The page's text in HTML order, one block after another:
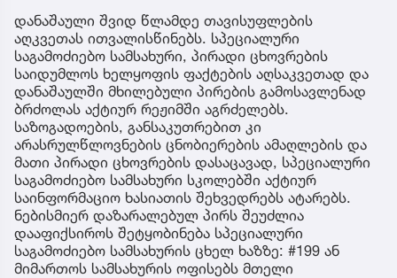
დანაშაული შვიდ წლამდე თავისუფლების
აღკვეთას ითვალისწინებს. სპეციალური
საგამოძიებო სამსახური, პირადი ცხოვრების
საიდუმლოს ხელყოფის ფაქტების აღსაკვეთად და
დანაშაულში მხილებული პირების გამოსავლენად
ბრძოლას აქტიურ რეჟიმში აგრძელებს.
საზოგადოების, განსაკუთრებით კი
არასრულწლოვნების ცნობიერების ამაღლების და
მათი პირადი ცხოვრების დასაცავად, სპეციალური
საგამოძიებო სამსახური სკოლებში აქტიურ
საინფორმაციო ხასიათის შეხვედრებს ატარებს.
ნებისმიერ დაზარალებულ პირს შეუძლია
დააფიქსიროს შეტყობინება სპეციალური
საგამოძიებო სამსახურის ცხელ ხაზზე: #199 ან
მიმართოს სამსახურის ოფისებს მთელი